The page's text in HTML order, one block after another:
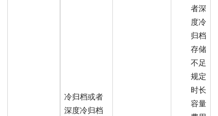
冷归档或者
深度冷归档
者深
度冷
归档
存储
不足
规定
时长
容量